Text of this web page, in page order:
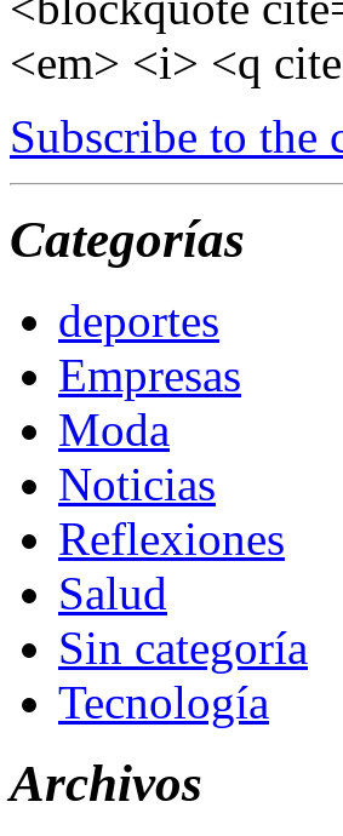
<em> <i> <q
Subscribe to the
Categorías
deportes
Empresas
Moda
Noticias
Reflexiones
Salud
Sin categoría
Tecnología
Archivos